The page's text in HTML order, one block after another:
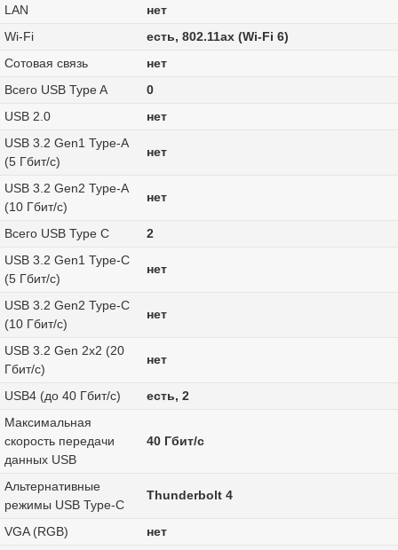
LAN
нет
Wi-Fi
есть, 802.11ax (Wi-Fi 6)
Сотовая связь
нет
Всего USB Type A
0
USB 2.0
нет
USB 3.2 Gen1 Type-A
(5 Гбит/с)
нет
USB 3.2 Gen2 Type-A
(10 Гбит/с)
нет
Всего USB Type C
2
USB 3.2 Gen1 Type-C
(5 Гбит/с)
нет
USB 3.2 Gen2 Type-C
(10 Гбит/с)
нет
USB 3.2 Gen 2x2 (20
Гбит/с)
нет
USB4 (до 40 Гбит/с)
есть, 2
Максимальная
скорость передачи
данных USB
40 Гбит/с
Альтернативные
режимы USB Type-C
Thunderbolt 4
VGA (RGB)
нет